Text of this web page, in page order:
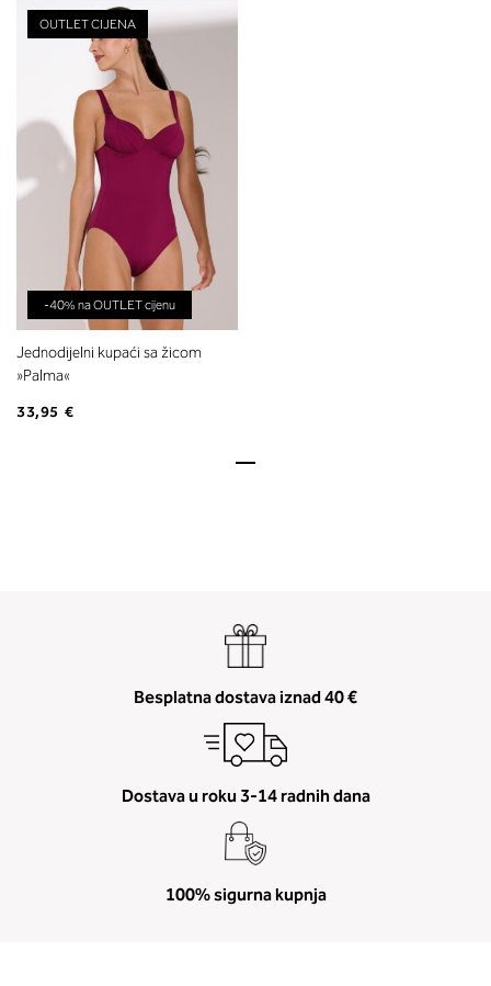
OUTLET CIJENA
-40% na OUTLET cijenu
Jednodijelni kupaći sa žicom
»Palma«
33,95 €
Besplatna dostava iznad 40 €
Dostava u roku 3-14 radnih dana
100% sigurna kupnja